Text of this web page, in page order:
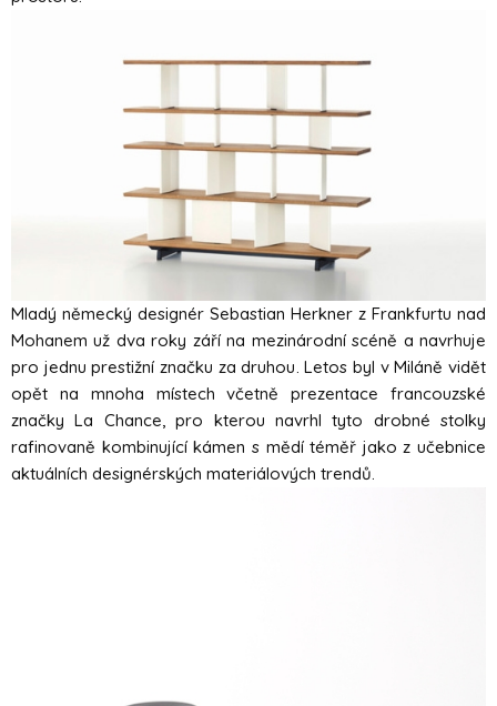
Mladý německý designér Sebastian Herkner z Frankfurtu nad
Mohanem už dva roky září na mezinárodní scéně a navrhuje
pro jednu prestižní značku za druhou. Letos byl v Miláně vidět
opět na mnoha místech včetně prezentace francouzské
značky La Chance, pro kterou navrhl tyto drobné stolky
rafinovaně kombinující kámen s mědí téměř jako z učebnice
aktuálních designérských materiálových trendů.